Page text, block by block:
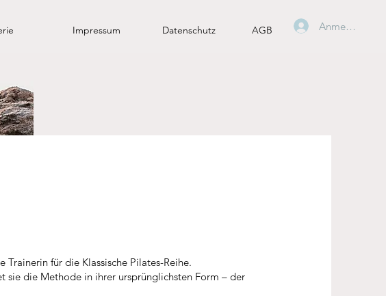
Anmelden
Impressum Datenschutz AGB
Trainerin für die Klassische Pilates-Reihe.
sie die Methode in ihrer ursprünglichsten Form – der